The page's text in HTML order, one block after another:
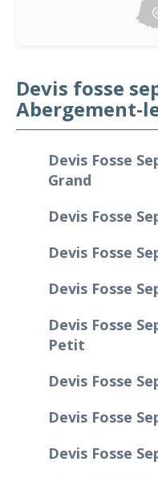
Devis fosse
Abergement-
Devis Fosse
Grand
Devis Fosse
Devis Fosse
Devis Fosse
Devis Fosse
Petit
Devis Fosse
Devis Fosse
Devis Fosse